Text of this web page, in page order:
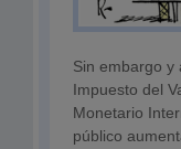
Sin embargo y
Impuesto del
Monetario
público